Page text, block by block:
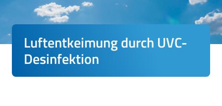
Luftentkeimung durch UVC-
Desinfektion